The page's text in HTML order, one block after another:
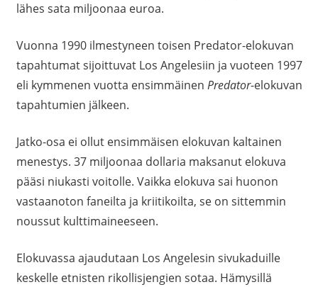
lähes sata miljoonaa euroa.
Vuonna 1990 ilmestyneen toisen Predator-elokuvan
tapahtumat sijoittuvat Los Angelesiin ja vuoteen 1997
eli kymmenen vuotta ensimmäinen Predator-elokuvan
tapahtumien jälkeen.
Jatko-osa ei ollut ensimmäisen elokuvan kaltainen
menestys. 37 miljoonaa dollaria maksanut elokuva
pääsi niukasti voitolle. Vaikka elokuva sai huonon
vastaanoton faneilta ja kriitikoilta, se on sittemmin
noussut kulttimaineeseen.
Elokuvassa ajaudutaan Los Angelesin sivukaduille
keskelle etnisten rikollisjengien sotaa. Hämysillä